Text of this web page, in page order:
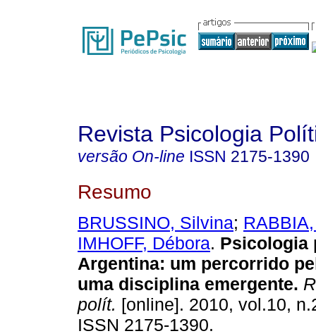
Revista Psicologia
versão On-line ISSN 2175-1390
Resumo
BRUSSINO, Silvina;
IMHOFF, Débora. Psicologia
Argentina: um percorrido
uma disciplina emergente.
polít. [online]. 2010, vol.10,
ISSN 2175-1390.